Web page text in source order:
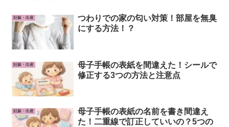
妊娠・出産
つわりでの家の匂い対策！部屋を無臭
にする方法！？
妊娠・出産
母子手帳の表紙を間違えた！シールで
修正する3つの方法と注意点
妊娠・出産
母子手帳の表紙の名前を書き間違え
た！二重線で訂正していいの？5つの